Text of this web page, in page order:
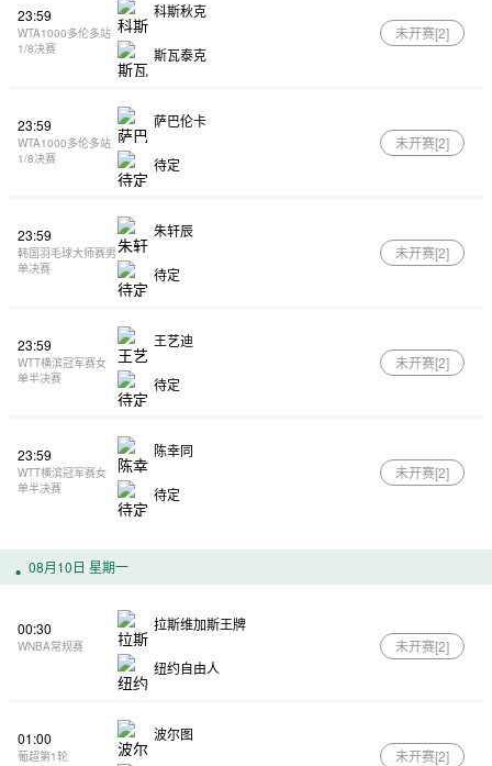
23:59
WTA1000多伦多站
1/8决赛
科斯秋克
斯瓦泰克
未开赛[2]
23:59
WTA1000多伦多站
1/8决赛
萨巴伦卡
待定
未开赛[2]
23:59
韩国羽毛球大师赛男
单决赛
朱轩辰
待定
未开赛[2]
23:59
WTT横滨冠军赛女
单半决赛
王艺迪
待定
未开赛[2]
23:59
WTT横滨冠军赛女
单半决赛
陈幸同
待定
未开赛[2]
08月10日 星期一
00:30
WNBA常规赛
拉斯维加斯王牌
纽约自由人
未开赛[2]
01:00
葡超第1轮
波尔图
未开赛[2]